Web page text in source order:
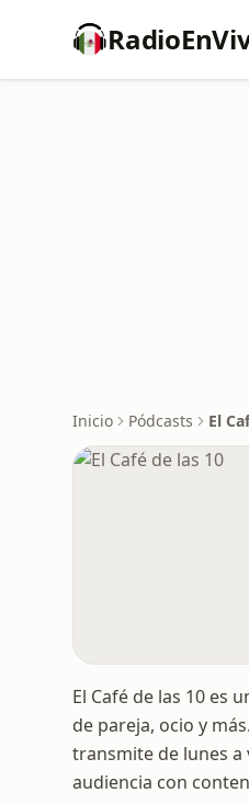
Inicio Pódcasts El
El Café de las 10 es
de pareja, ocio y
transmite de lunes a
audiencia con